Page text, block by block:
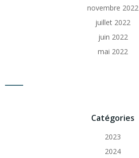
novembre 2022
juillet 2022
juin 2022
mai 2022
Catégories
2023
2024